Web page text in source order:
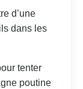
d’une
dans les
tenter
poutine